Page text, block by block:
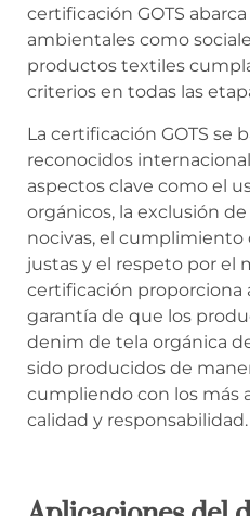
certificación GOTS
ambientales como
productos textiles
criterios en todas las
La certificación GOTS se
reconocidos
aspectos clave como el
orgánicos, la exclusión
nocivas, el cumplimiento
justas y el respeto por el
certificación proporciona
garantía de que los
denim de tela orgánica
sido producidos de
cumpliendo con los más
calidad y responsabilidad.